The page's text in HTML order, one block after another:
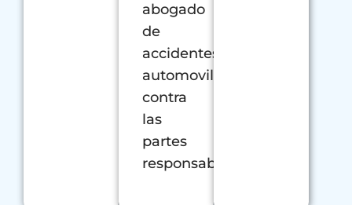
abogado
de
accidentes
automovilísticos
contra
las
partes
responsables.